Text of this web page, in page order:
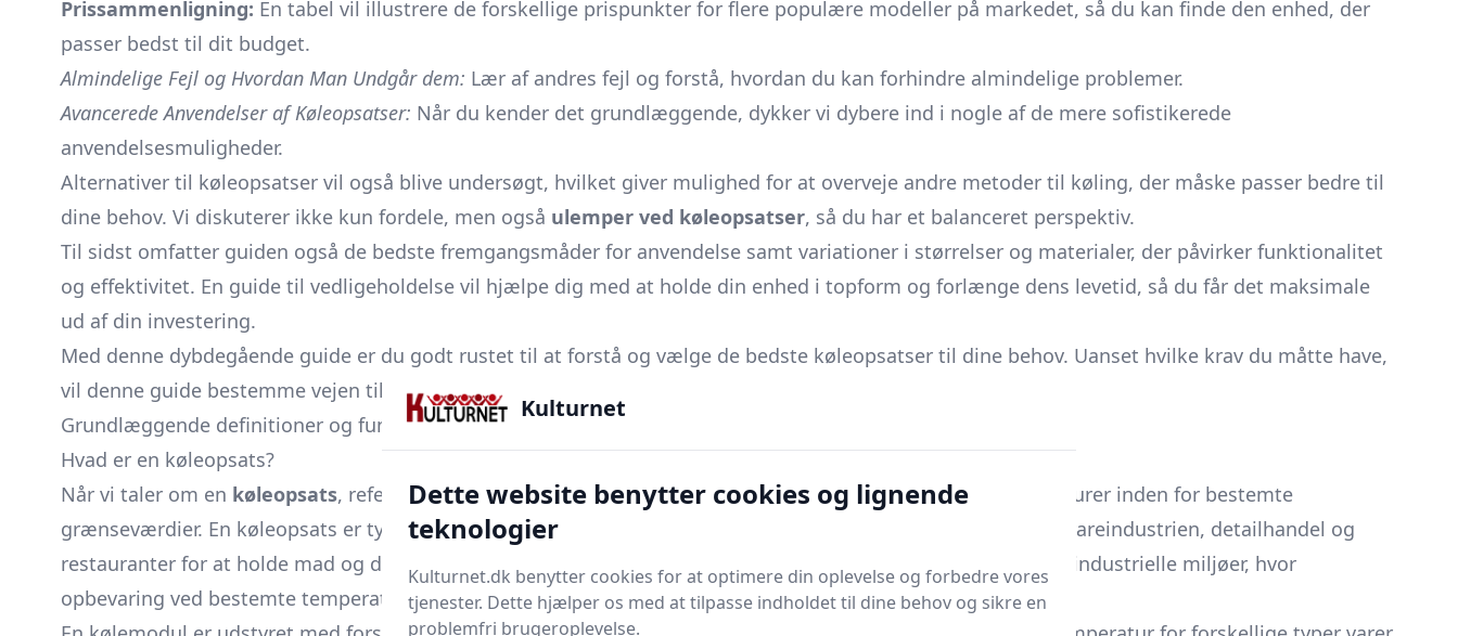
Prissammenligning: En tabel vil illustrere de forskellige prispunkter for flere populære modeller på markedet, så du kan finde den enhed, der
passer bedst til dit budget.
Almindelige Fejl og Hvordan Man Undgår dem: Lær af andres fejl og forstå, hvordan du kan forhindre almindelige problemer.
Avancerede Anvendelser af Køleopsatser: Når du kender det grundlæggende, dykker vi dybere ind i nogle af de mere sofistikerede
anvendelsesmuligheder.
Alternativer til køleopsatser vil også blive undersøgt, hvilket giver mulighed for at overveje andre metoder til køling, der måske passer bedre til
dine behov. Vi diskuterer ikke kun fordele, men også ulemper ved køleopsatser, så du har et balanceret perspektiv.
Til sidst omfatter guiden også de bedste fremgangsmåder for anvendelse samt variationer i størrelser og materialer, der påvirker funktionalitet
og effektivitet. En guide til vedligeholdelse vil hjælpe dig med at holde din enhed i topform og forlænge dens levetid, så du får det maksimale
ud af din investering.
Med denne dybdegående guide er du godt rustet til at forstå og vælge de bedste køleopsatser til dine behov. Uanset hvilke krav du måtte have,
vil denne guide bestemme vejen til den rette køleløsning.
Grundlæggende definitioner og funktion
Hvad er en køleopsats?
Når vi taler om en køleopsats, refererer vi til en enhed, der er designet til at opretholde og regulere temperaturer inden for bestemte
grænseværdier. En køleopsats er typisk placeret oven på en disk eller et andet møbel og anvendes ofte i fødevareindustrien, detailhandel og
restauranter for at holde mad og drikkevarer friske. Det er en essentiel komponent i mange kommercielle og industrielle miljøer, hvor
opbevaring ved bestemte temperaturer er kritisk.
Kulturnet
Dette website benytter cookies og lignende
teknologier
Kulturnet.dk benytter cookies for at optimere din oplevelse og forbedre vores
tjenester. Dette hjælper os med at tilpasse indholdet til dine behov og sikre en
problemfri brugeroplevelse.